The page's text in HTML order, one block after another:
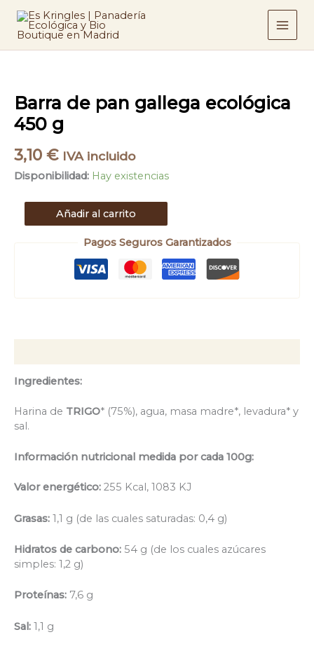
contenido
Barra de pan gallega ecológica
450 g
3,10 € IVA incluido
Disponibilidad: Hay existencias
gallega
ecológica
450
g
cantidad
Añadir al carrito
Pagos Seguros Garantizados
Ingredientes:
Harina de TRIGO* (75%), agua, masa madre*, levadura* y
sal.
Información nutricional medida por cada 100g:
Valor energético: 255 Kcal, 1083 KJ
Grasas: 1,1 g (de las cuales saturadas: 0,4 g)
Hidratos de carbono: 54 g (de los cuales azúcares
simples: 1,2 g)
Proteínas: 7,6 g
Sal: 1,1 g
ecológica
450
g